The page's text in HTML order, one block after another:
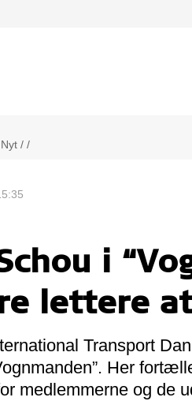
/ /
i
lettere
Transport
Her
medlemmerne og